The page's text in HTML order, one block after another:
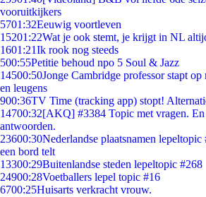
vooruitkijkers
5701:32Eeuwig voortleven
15201:22Wat je ook stemt, je krijgt in NL
1601:21Ik rook nog steeds
500:55Petitie behoud npo 5 Soul & Jazz
14500:50Jonge Cambridge professor stapt
en leugens
900:36TV Time (tracking app) stopt!
14700:32[AKQ] #3384 Topic met vragen. En
antwoorden.
23600:30Nederlandse plaatsnamen
een bord telt
13300:29Buitenlandse steden lepeltopic #268
24900:28Voetballers lepel topic #16
6700:25Huisarts verkracht vrouw.